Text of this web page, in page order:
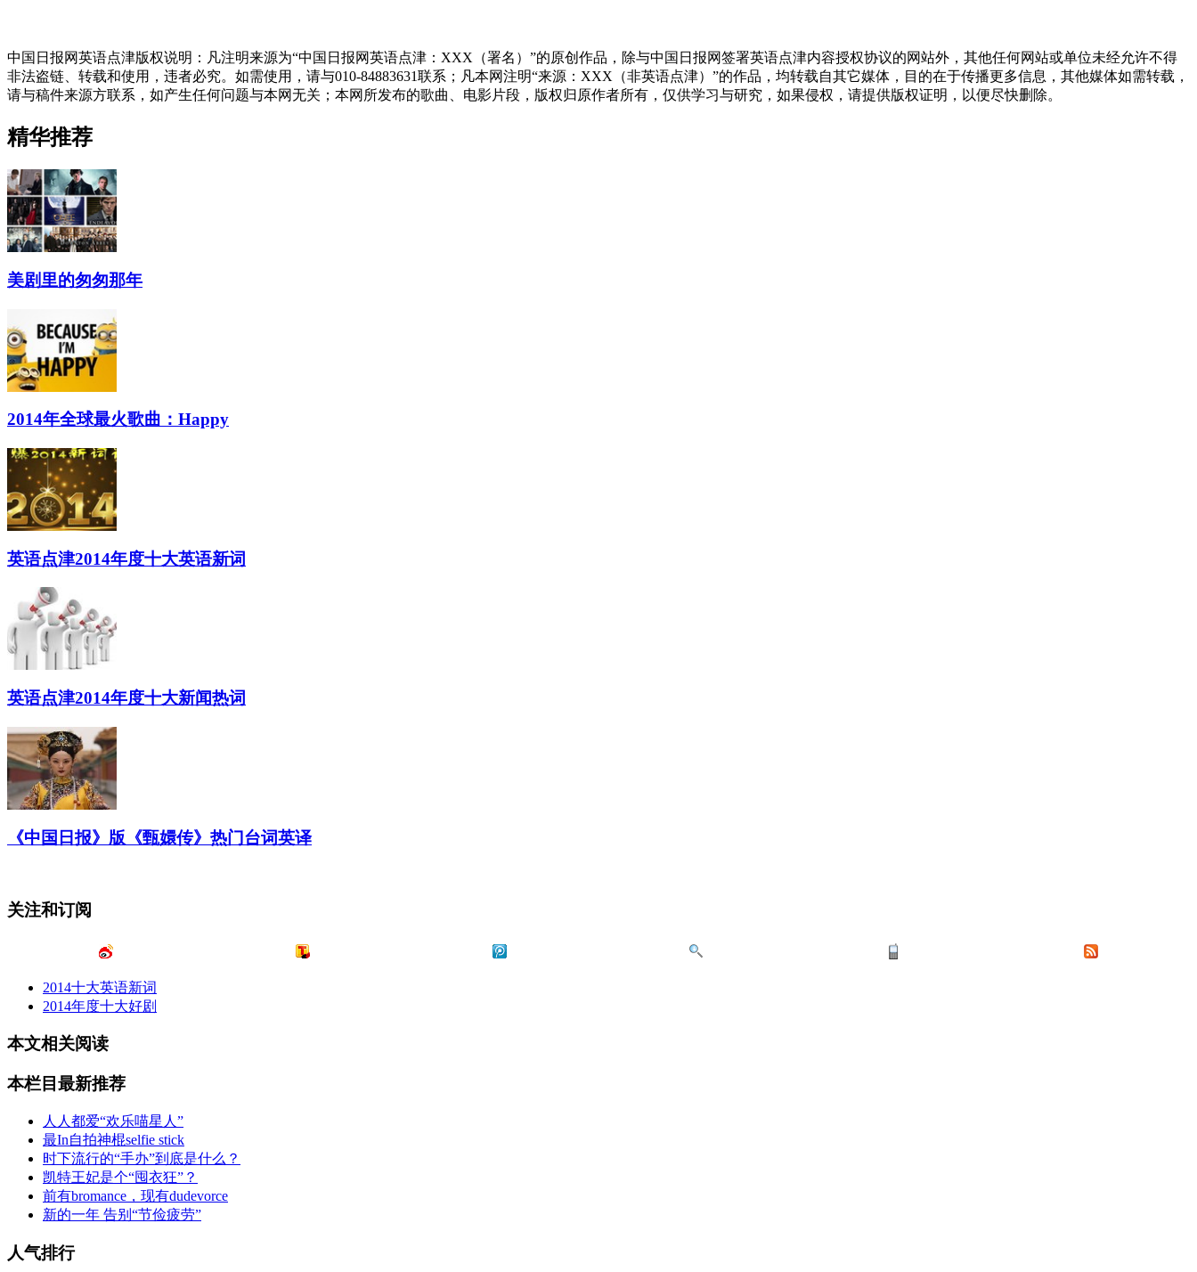
中国日报网英语点津版权说明：凡注明来源为“中国日报网英语点津：XXX（署名）”的原创作品，除与中国日报网签署英语点津内容授权协议的网站外，其他任何网站或单位未经允许不得
非法盗链、转载和使用，违者必究。如需使用，请与010-84883631联系；凡本网注明“来源：XXX（非英语点津）”的作品，均转载自其它媒体，目的在于传播更多信息，其他媒体如需转载，
请与稿件来源方联系，如产生任何问题与本网无关；本网所发布的歌曲、电影片段，版权归原作者所有，仅供学习与研究，如果侵权，请提供版权证明，以便尽快删除。
精华推荐
美剧里的匆匆那年
2014年全球最火歌曲：Happy
英语点津2014年度十大英语新词
英语点津2014年度十大新闻热词
《中国日报》版《甄嬛传》热门台词英译
关注和订阅
2014十大英语新词
2014年度十大好剧
本文相关阅读
本栏目最新推荐
人人都爱“欢乐喵星人”
最In自拍神棍selfie stick
时下流行的“手办”到底是什么？
凯特王妃是个“囤衣狂”？
前有bromance，现有dudevorce
新的一年 告别“节俭疲劳”
人气排行